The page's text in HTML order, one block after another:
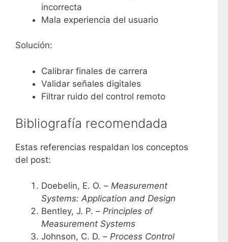
incorrecta
Mala experiencia del usuario
Solución:
Calibrar finales de carrera
Validar señales digitales
Filtrar ruido del control remoto
Bibliografía recomendada
Estas referencias respaldan los conceptos
del post:
Doebelin, E. O. – Measurement
Systems: Application and Design
Bentley, J. P. – Principles of
Measurement Systems
Johnson, C. D. – Process Control